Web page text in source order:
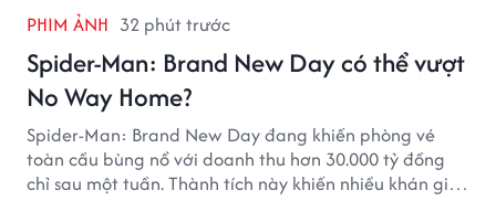
PHIM ẢNH 32 phút trước
Spider-Man: Brand New Day có thể vượt
No Way Home?
Spider-Man: Brand New Day đang khiến phòng vé
toàn cầu bùng nổ với doanh thu hơn 30.000 tỷ đồng
chỉ sau một tuần. Thành tích này khiến nhiều khán giả